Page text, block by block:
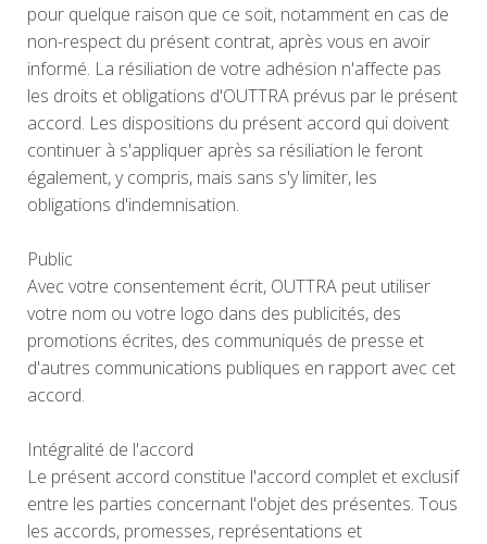
pour quelque raison que ce soit, notamment en cas de
non-respect du présent contrat, après vous en avoir
informé. La résiliation de votre adhésion n'affecte pas
les droits et obligations d'OUTTRA prévus par le présent
accord. Les dispositions du présent accord qui doivent
continuer à s'appliquer après sa résiliation le feront
également, y compris, mais sans s'y limiter, les
obligations d'indemnisation.
Public
Avec votre consentement écrit, OUTTRA peut utiliser
votre nom ou votre logo dans des publicités, des
promotions écrites, des communiqués de presse et
d'autres communications publiques en rapport avec cet
accord.
Intégralité de l'accord
Le présent accord constitue l'accord complet et exclusif
entre les parties concernant l'objet des présentes. Tous
les accords, promesses, représentations et